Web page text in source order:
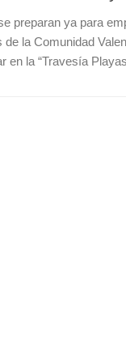
preparan ya para
la Comunidad
la “Travesía